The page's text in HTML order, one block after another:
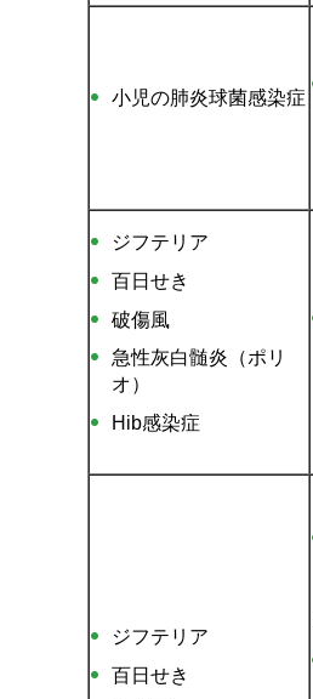
小児の肺炎球菌感染症
ジフテリア
百日せき
破傷風
急性灰白髄炎（ポリ
オ）
Hib感染症
ジフテリア
百日せき